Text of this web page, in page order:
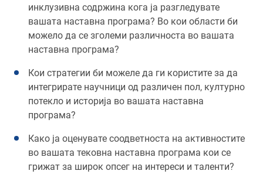
инклузивна содржина кога ја разгледувате
вашата наставна програма? Во кои области би
можело да се зголеми различноста во вашата
наставна програма?
Кои стратегии би можеле да ги користите за да
интегрирате научници од различен пол, културно
потекло и историја во вашата наставна
програма?
Како ја оценувате соодветноста на активностите
во вашата тековна наставна програма кои се
грижат за широк опсег на интереси и таленти?